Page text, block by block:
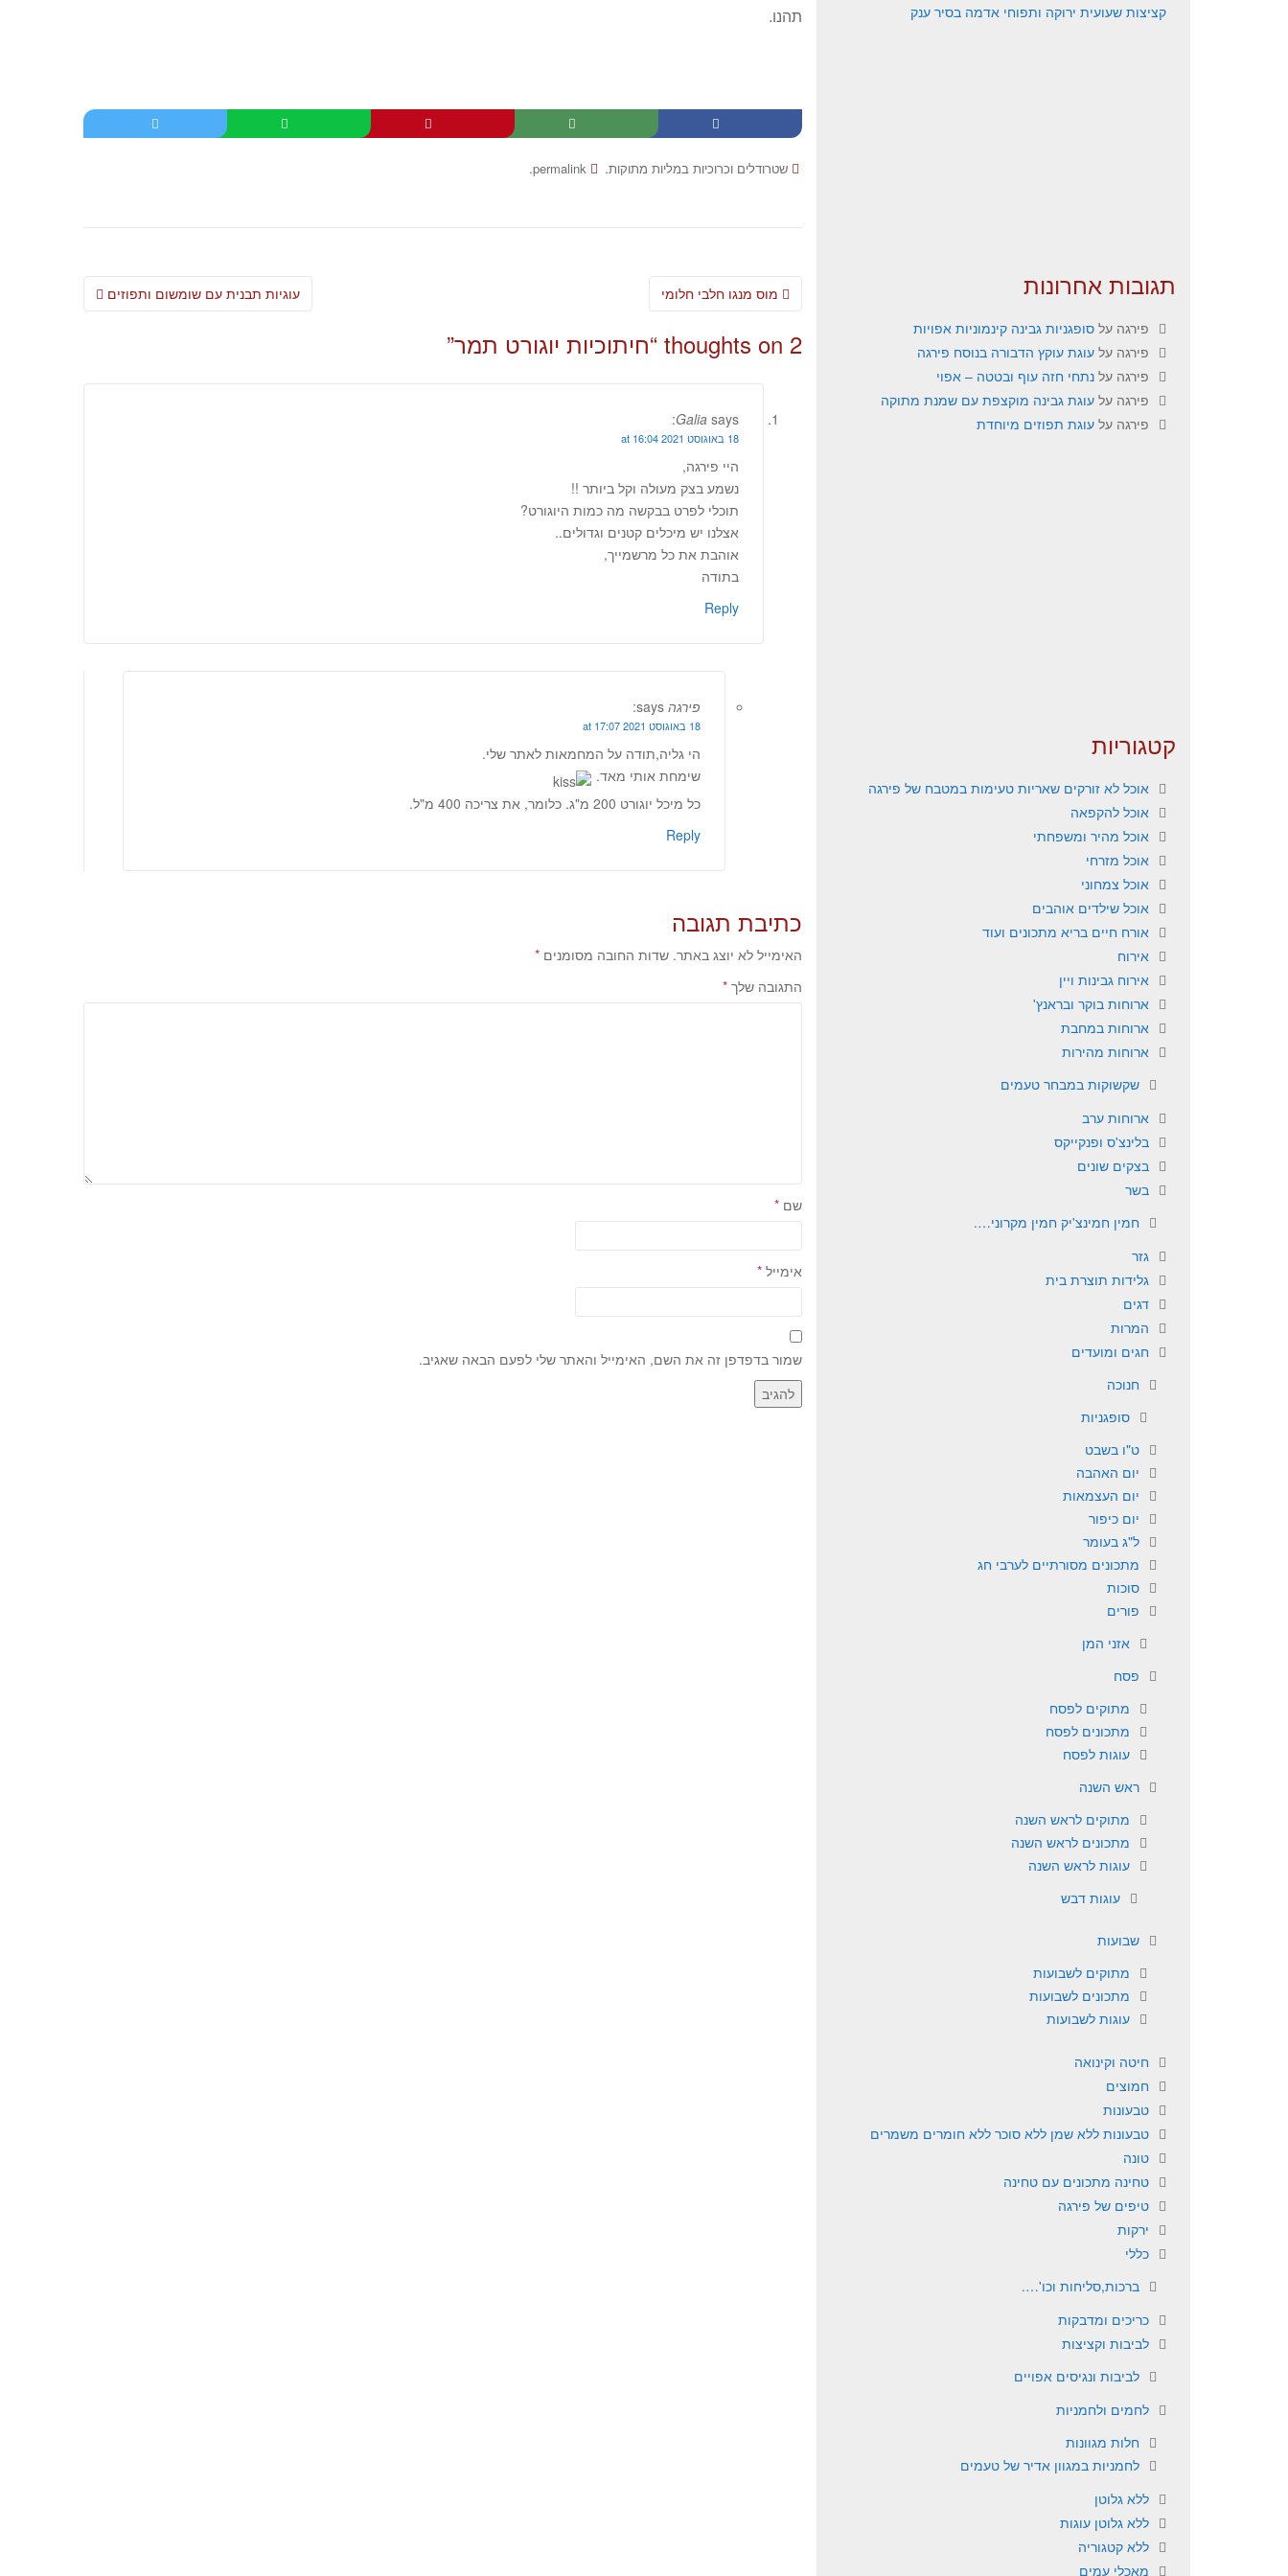
תהנו.
שטרודלים וכרוכיות במליות מתוקות.
permalink
.
Post
עוגיות תבנית עם שומשום ותפוזים
2 thoughts on “ חיתוכיות יוגורט תמר”
Galia says:
18 באוגוסט 2021 at 16:04
היי פירגה,
נשמע בצק מעולה וקל ביותר !!
תוכלי לפרט בבקשה מה כמות היוגורט?
אצלנו יש מיכלים קטנים וגדולים..
אוהבת את כל מרשמייך,
בתודה
Reply
פירגה says:
18 באוגוסט 2021 at 17:07
הי גליה,תודה על המחמאות לאתר שלי.
שימחת אותי מאד.
כל מיכל יוגורט 200 מ"ג. כלומר, את צריכה 400 מ"ל.
Reply
כתיבת תגובה
האימייל לא יוצג באתר. שדות החובה מסומנים *
התגובה שלך *
שם *
אימייל *
שמור בדפדפן זה את השם, האימייל והאתר שלי לפעם הבאה שאגיב.
קציצות שעועית ירוקה ותפוחי אדמה בסיר ענק
תגובות אחרונות
פירגה על סופגניות גבינה קינמוניות אפויות
פירגה על עוגת עוקץ הדבורה בנוסח פירגה
פירגה על נתחי חזה עוף ובטטה – אפוי
פירגה על עוגת גבינה מוקצפת עם שמנת מתוקה
פירגה על עוגת תפוזים מיוחדת
קטגוריות
אוכל לא זורקים שאריות טעימות במטבח של פירגה
אוכל להקפאה
אוכל מהיר ומשפחתי
אוכל מזרחי
אוכל צמחוני
אוכל שילדים אוהבים
אורח חיים בריא מתכונים ועוד
אירוח
אירוח גבינות ויין
ארוחות בוקר ובראנץ'
ארוחות במחבת
ארוחות מהירות
שקשוקות במבחר טעמים
ארוחות ערב
בלינצ'ס ופנקייקס
בצקים שונים
בשר
חמין חמינצ'יק חמין מקרוני….
גזר
גלידות תוצרת בית
דגים
המרות
חגים ומועדים
חנוכה
סופגניות
ט"ו בשבט
יום האהבה
יום העצמאות
יום כיפור
ל"ג בעומר
מתכונים מסורתיים לערבי חג
סוכות
פורים
אזני המן
פסח
מתוקים לפסח
מתכונים לפסח
עוגות לפסח
ראש השנה
מתוקים לראש השנה
מתכונים לראש השנה
עוגות לראש השנה
עוגות דבש
שבועות
מתוקים לשבועות
מתכונים לשבועות
עוגות לשבועות
חיטה וקינואה
חמוצים
טבעונות
טבעונות ללא שמן ללא סוכר ללא חומרים משמרים
טונה
טחינה מתכונים עם טחינה
טיפים של פירגה
ירקות
כללי
ברכות,סליחות וכו'….
כריכים ומדבקות
לביבות וקציצות
לביבות ונגיסים אפויים
לחמים ולחמניות
חלות מגוונות
לחמניות במגוון אדיר של טעמים
ללא גלוטן
ללא גלוטן עוגות
ללא קטגוריה
מאכלי עמים